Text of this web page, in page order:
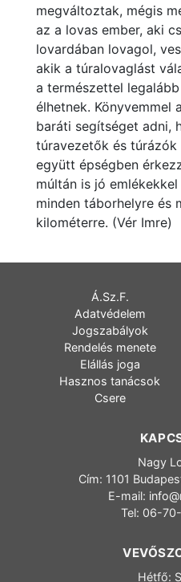
megváltoztak, mégis
az a lovas ember, aki
lovardában lovagol,
akik a túralovaglást
a természettel
élhetnek. Könyvemmel
baráti segítséget adni,
túravezetők és
együtt épségben
múltán is jó
minden táborhelyre és
kilométerre. (Vér Imre)
Á.Sz.F.
Adatvédelem
Jogszabályok
Rendelés menete
Elállás joga
Hasznos tanácsok
Csere
Nagy
Cím: 1101
E-mail:
Tel: 06-
Hétfő: